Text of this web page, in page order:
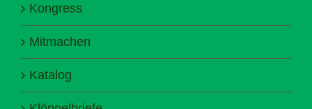
Kongress
Mitmachen
Katalog